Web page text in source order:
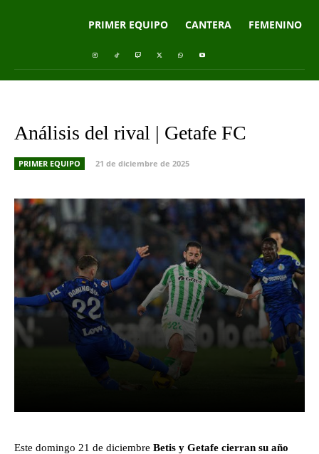
PRIMER EQUIPO CANTERA FEMENINO
Análisis del rival | Getafe FC
PRIMER EQUIPO 21 de diciembre de 2025
Este domingo 21 de diciembre Betis y Getafe cierran su año